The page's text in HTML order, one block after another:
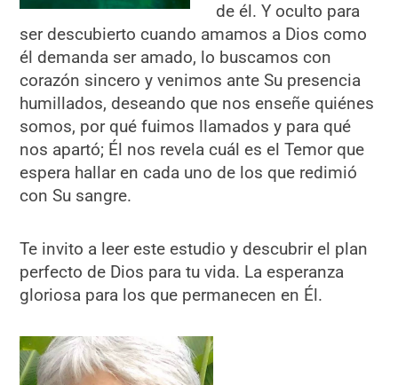
de él. Y oculto para
ser descubierto cuando amamos a Dios como
él demanda ser amado, lo buscamos con
corazón sincero y venimos ante Su presencia
humillados, deseando que nos enseñe quiénes
somos, por qué fuimos llamados y para qué
nos apartó; Él nos revela cuál es el Temor que
espera hallar en cada uno de los que redimió
con Su sangre.
Te invito a leer este estudio y descubrir el plan
perfecto de Dios para tu vida. La esperanza
gloriosa para los que permanecen en Él.